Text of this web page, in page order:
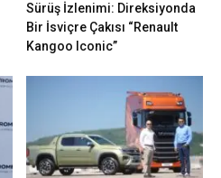
Sürüş İzlenimi: Direksiyonda
Bir İsviçre Çakısı “Renault
Kangoo Iconic”